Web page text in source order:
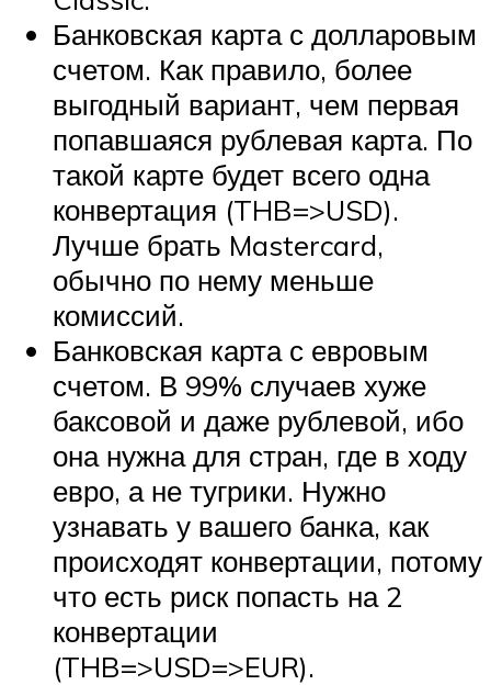
Банковская карта с долларовым
счетом. Как правило, более
выгодный вариант, чем первая
попавшаяся рублевая карта. По
такой карте будет всего одна
конвертация (THB=>USD).
Лучше брать Mastercard,
обычно по нему меньше
комиссий.
Банковская карта с евровым
счетом. В 99% случаев хуже
баксовой и даже рублевой, ибо
она нужна для стран, где в ходу
евро, а не тугрики. Нужно
узнавать у вашего банка, как
происходят конвертации, потому
что есть риск попасть на 2
конвертации
(THB=>USD=>EUR).